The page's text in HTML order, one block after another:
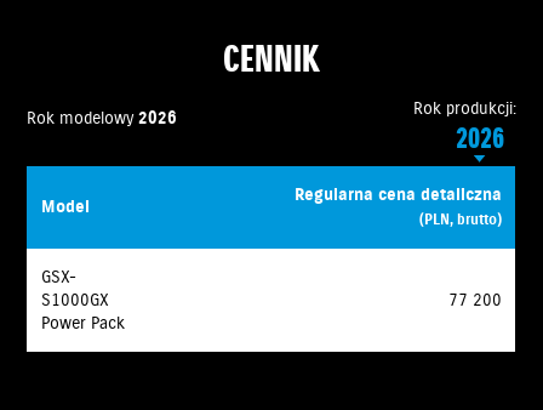
CENNIK
Rok modelowy2026 Rok produkcji:
2026
Model Regularna cena detaliczna
(PLN, brutto)
GSX-
S1000GX
Power Pack
77 200